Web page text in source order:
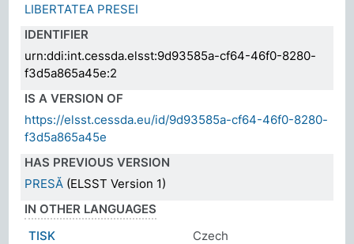
LIBERTATEA PRESEI
IDENTIFIER
urn:ddi:int.cessda.elsst:9d93585a-cf64-46f0-8280-
f3d5a865a45e:2
IS A VERSION OF
https://elsst.cessda.eu/id/9d93585a-cf64-46f0-8280-
f3d5a865a45e
HAS PREVIOUS VERSION
PRESĂ (ELSST Version 1)
IN OTHER LANGUAGES
TISK
Czech